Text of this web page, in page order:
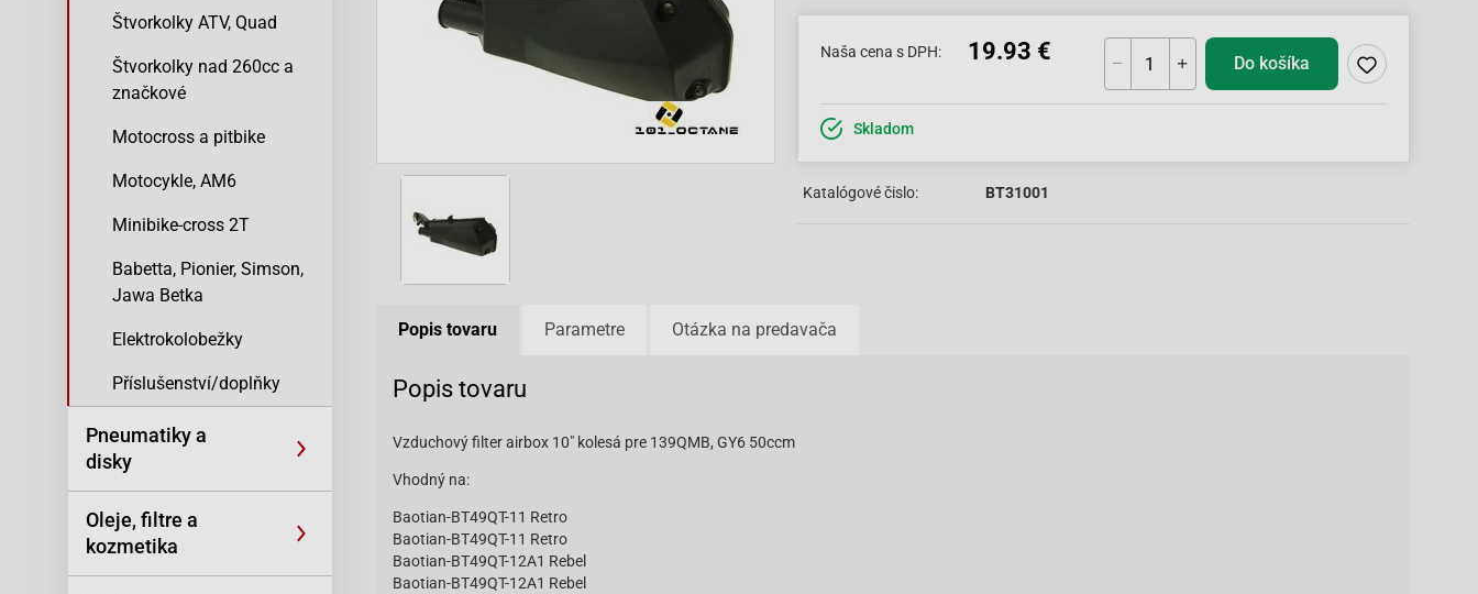
Štvorkolky ATV, Quad
Štvorkolky nad 260cc a
značkové
Motocross a pitbike
Motocykle, AM6
Minibike-cross 2T
Babetta, Pionier, Simson,
Jawa Betka
Elektrokolobežky
Příslušenství/doplňky
Pneumatiky a
disky
Oleje, filtre a
kozmetika
Naša cena s DPH: 19.93 € Do košíka
Skladom
Katalógové čislo: BT31001
Popis tovaru Parametre Otázka na predavača
Popis tovaru
Vzduchový filter airbox 10" kolesá pre 139QMB, GY6 50ccm
Vhodný na:
Baotian-BT49QT-11 Retro
Baotian-BT49QT-11 Retro
Baotian-BT49QT-12A1 Rebel
Baotian-BT49QT-12A1 Rebel